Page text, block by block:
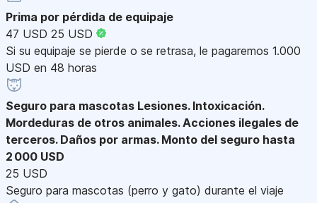
Prima por pérdida de equipaje
47 USD 25 USD
Si su equipaje se pierde o se retrasa, le pagaremos 1.000
USD en 48 horas
Seguro para mascotas Lesiones. Intoxicación.
Mordeduras de otros animales. Acciones ilegales de
terceros. Daños por armas. Monto del seguro hasta
2 000 USD
25 USD
Seguro para mascotas (perro y gato) durante el viaje